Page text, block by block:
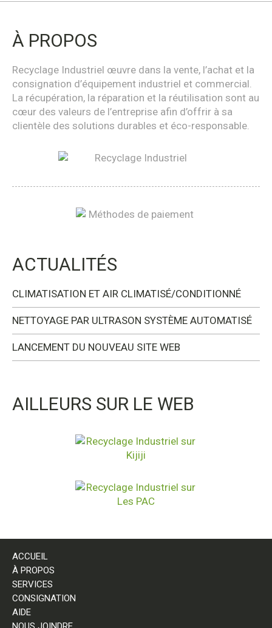
À PROPOS
Recyclage Industriel œuvre dans la vente, l’achat et la
consignation d’équipement industriel et commercial.
La récupération, la réparation et la réutilisation sont au
cœur des valeurs de l’entreprise afin d’offrir à sa
clientèle des solutions durables et éco-responsable.
ACTUALITÉS
CLIMATISATION ET AIR CLIMATISÉ/CONDITIONNÉ
NETTOYAGE PAR ULTRASON SYSTÈME AUTOMATISÉ
LANCEMENT DU NOUVEAU SITE WEB
AILLEURS SUR LE WEB
ACCUEIL
À PROPOS
SERVICES
CONSIGNATION
AIDE